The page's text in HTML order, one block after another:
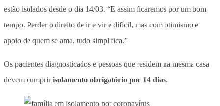
estão isolados desde o dia 14/03. “E assim ficaremos por um bom
tempo. Perder o direito de ir e vir é difícil, mas com otimismo e
apoio de quem se ama, tudo simplifica.”
Os pacientes diagnosticados e pessoas que residem na mesma casa
devem cumpririsolamento obrigatório por 14 dias.